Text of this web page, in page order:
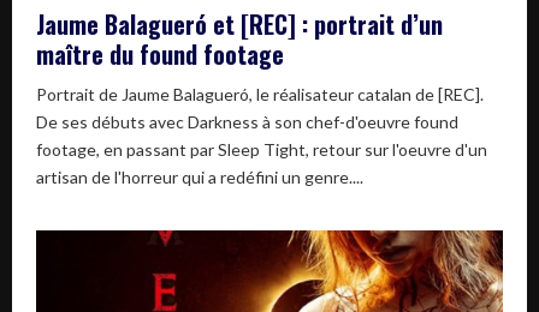
Jaume Balagueró et [REC] : portrait d’un
maître du found footage
Portrait de Jaume Balagueró, le réalisateur catalan de [REC].
De ses débuts avec Darkness à son chef-d'oeuvre found
footage, en passant par Sleep Tight, retour sur l'oeuvre d'un
artisan de l'horreur qui a redéfini un genre....